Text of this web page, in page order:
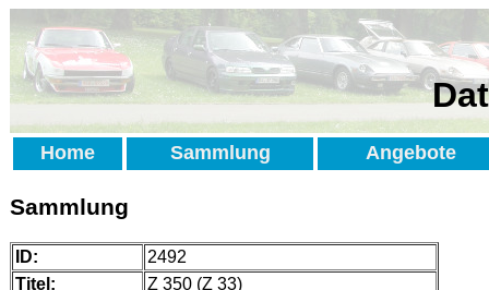
Home Sammlung Angebote
Sammlung
ID:
2492
Titel:
Z 350 (Z 33)